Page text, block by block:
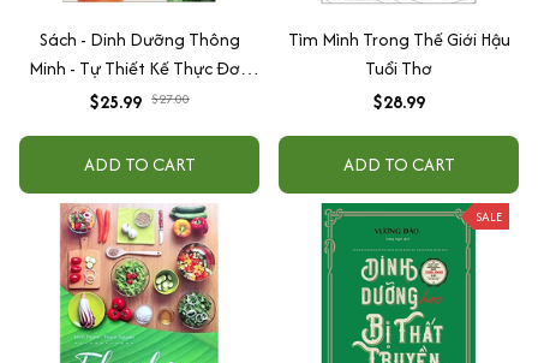
Sách - Dinh Dưỡng Thông
Minh - Tự Thiết Kế Thực Đơn
Lành Mạnh
$25.99 $27.00
ADD TO CART
Tìm Mình Trong Thế Giới Hậu
Tuổi Thơ
$28.99
ADD TO CART
SALE